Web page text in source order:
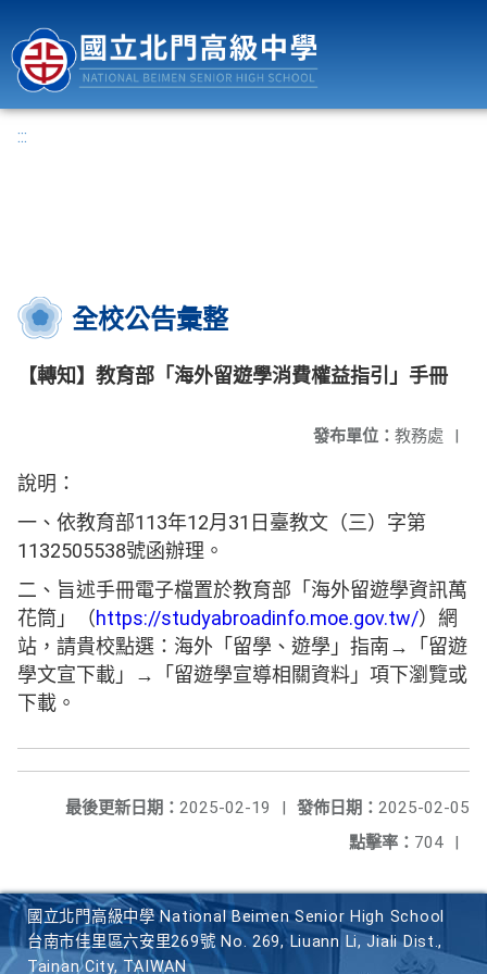
:::
全校公告彙整
【轉知】教育部「海外留遊學消費權益指引」手冊
發布單位： 教務處 |
說明：
一、依教育部113年12月31日臺教文（三）字第
1132505538號函辦理。
二、旨述手冊電子檔置於教育部「海外留遊學資訊萬
花筒」（https://studyabroadinfo.moe.gov.tw/）網
站，請貴校點選：海外「留學、遊學」指南→「留遊
學文宣下載」→「留遊學宣導相關資料」項下瀏覽或
下載。
發佈日期： 2025-02-05
最後更新日期： 2025-02-19
|
點擊率： 704 |
國立北門高級中學 National Beimen Senior High School
台南市佳里區六安里269號 No. 269, Liuann Li, Jiali Dist.,
Tainan City, TAIWAN